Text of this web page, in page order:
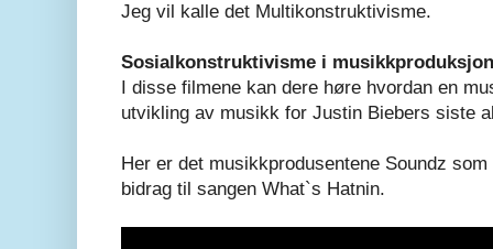
Jeg vil kalle det Multikonstruktivisme.
Sosialkonstruktivisme i musikkproduksjon
I disse filmene kan dere høre hvordan en
utvikling av musikk for Justin Biebers siste
Her er det musikkprodusentene Soundz
bidrag til sangen What`s Hatnin.